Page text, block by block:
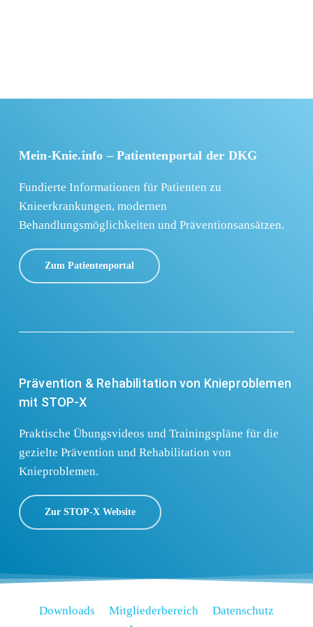
Mein-Knie.info – Patientenportal der DKG
Fundierte Informationen für Patienten zu
Knieerkrankungen, modernen
Behandlungsmöglichkeiten und Präventionsansätzen.
Zum Patientenportal
Prävention & Rehabilitation von Knieproblemen
mit STOP-X
Praktische Übungsvideos und Trainingspläne für die
gezielte Prävention und Rehabilitation von
Knieproblemen.
Zur STOP-X Website
Downloads Mitgliederbereich Datenschutz